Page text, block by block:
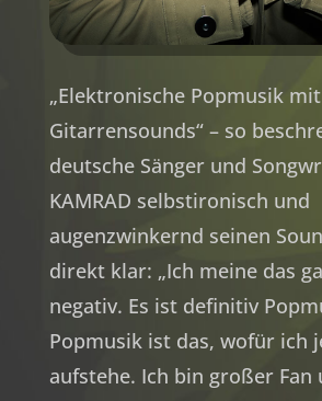
„Elektronische Popmusik
Gitarrensounds“ – so
deutsche Sänger und
KAMRAD selbstironisch und
augenzwinkernd seinen
direkt klar: „Ich meine das
negativ. Es ist definitiv
Popmusik ist das, wofür ich
aufstehe. Ich bin großer Fan